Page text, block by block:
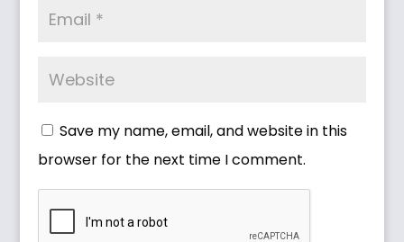
Save my name, email, and website in this
browser for the next time I comment.